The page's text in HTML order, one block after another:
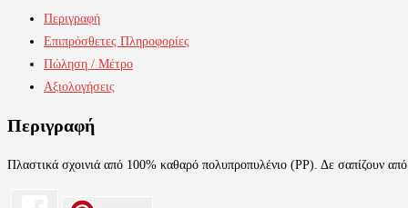
ποσότητα
Περιγραφή
Επιπρόσθετες Πληροφορίες
Πώληση / Μέτρο
Αξιολογήσεις
Περιγραφή
Πλαστικά σχοινιά από 100% καθαρό πολυπροπυλένιο (PP). Δε σαπίζουν από